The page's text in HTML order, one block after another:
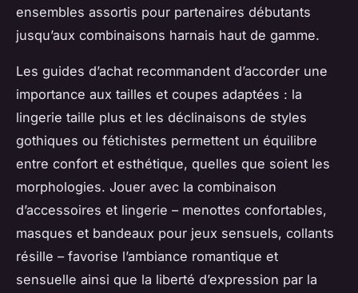
ensembles assortis pour partenaires débutants
jusqu’aux combinaisons harnais haut de gamme.
Les guides d’achat recommandent d’accorder une
importance aux tailles et coupes adaptées : la
lingerie taille plus et les déclinaisons de styles
gothiques ou fétichistes permettent un équilibre
entre confort et esthétique, quelles que soient les
morphologies. Jouer avec la combinaison
d’accessoires et lingerie – menottes confortables,
masques et bandeaux pour jeux sensuels, collants
résille – favorise l’ambiance romantique et
sensuelle ainsi que la liberté d’expression par la